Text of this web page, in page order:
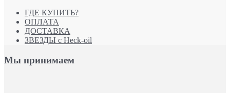
ГДЕ КУПИТЬ?
ОПЛАТА
ДОСТАВКА
ЗВЕЗДЫ с Heck-oil
Мы принимаем